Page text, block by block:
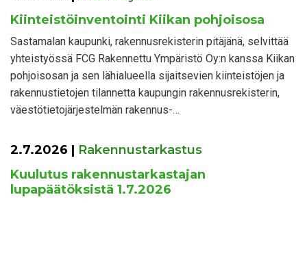
Kiinteistöinventointi Kiikan pohjoisosa
Sastamalan kaupunki, rakennusrekisterin pitäjänä, selvittää
yhteistyössä FCG Rakennettu Ympäristö Oy:n kanssa Kiikan
pohjoisosan ja sen lähialueella sijaitsevien kiinteistöjen ja
rakennustietojen tilannetta kaupungin rakennusrekisterin,
väestötietojärjestelmän rakennus-…
2.7.2026 | Rakennustarkastus
Kuulutus rakennustarkastajan
lupapäätöksistä 1.7.2026